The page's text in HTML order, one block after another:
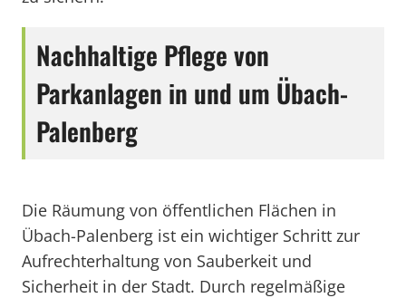
Nachhaltige Pflege von
Parkanlagen in und um Übach-
Palenberg
Die Räumung von öffentlichen Flächen in
Übach-Palenberg ist ein wichtiger Schritt zur
Aufrechterhaltung von Sauberkeit und
Sicherheit in der Stadt. Durch regelmäßige